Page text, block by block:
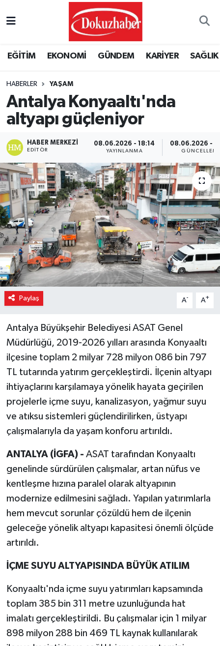
EĞİTİM EKONOMİ GÜNDEM KARİYER SAĞLIK
HABERLER YAŞAM
Antalya Konyaaltı'nda
altyapı güçleniyor
HABER MERKEZI
EDITÖR
08.06.2026 - 18:14
YAYINLANMA
08.06.2026 -
Paylaş A- A+
Antalya Büyükşehir Belediyesi ASAT Genel
Müdürlüğü, 2019-2026 yılları arasında Konyaaltı
ilçesine toplam 2 milyar 728 milyon 086 bin 797
TL tutarında yatırım gerçekleştirdi. İlçenin altyapı
ihtiyaçlarını karşılamaya yönelik hayata geçirilen
projelerle içme suyu, kanalizasyon, yağmur suyu
ve atıksu sistemleri güçlendirilirken, üstyapı
çalışmalarıyla da yaşam konforu artırıldı.
ANTALYA (İGFA) - ASAT tarafından Konyaaltı
genelinde sürdürülen çalışmalar, artan nüfus ve
kentleşme hızına paralel olarak altyapının
modernize edilmesini sağladı. Yapılan yatırımlarla
hem mevcut sorunlar çözüldü hem de ilçenin
geleceğe yönelik altyapı kapasitesi önemli ölçüde
artırıldı.
İÇME SUYU ALTYAPISINDA BÜYÜK ATILIM
Konyaaltı'nda içme suyu yatırımları kapsamında
toplam 385 bin 311 metre uzunluğunda hat
imalatı gerçekleştirildi. Bu çalışmalar için 1 milyar
898 milyon 288 bin 469 TL kaynak kullanılarak
Puan Durumu ve Fikstür
Tüm Manşetler
Son Dakika Haberleri
Haber Arşivi